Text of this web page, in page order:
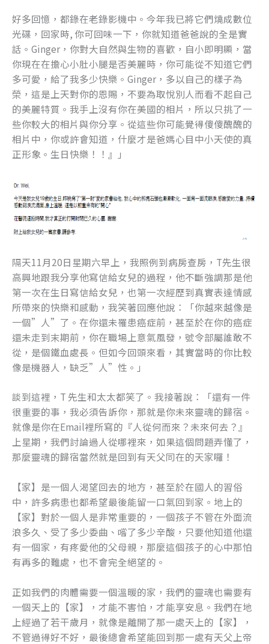
好多回憶，都錄在老錄影機中。今年我已將它們燒成數位
光碟，回家時, 你可回味一下，你就知道爸爸說的全是實
話。Ginger，你對大自然與生物的喜歡，自小即明顯，當
你現在在擔心小肚小腿是否美麗時，你可能從不知道它們
多可愛，給了我多少快樂。Ginger，多以自己的樣子為
榮，這是上天對你的恩賜，不要為取悅別人而看不起自己
的美麗特質。我手上沒有你在美國的相片，所以只挑了一
些你較大的相片與你分享。從這些你可能覺得傻傻醜醜的
相片中，你或許會知道，什麼才是爸媽心目中小天使的真
正形象。生日快樂！！』」
隔天11月20日星期六早上，我照例到病房查房，T先生很
高興地跟我分享他寫信給女兒的過程，他不斷強調那是他
第一次在生日寫信給女兒，也第一次經歷到真實表達情感
所帶來的快樂和感動，我笑著回應他說：「你越來越像是
一個”人”了。在你還未罹患癌症前，甚至於在你的癌症
還未走到末期前，你在職場上意氣風發，號令部屬誰敢不
從，是個鐵血處長。但如今回頭來看，其實當時的你比較
像是機器人，缺乏”人”性。」
談到這裡，T 先生和太太都笑了。我接著說：「還有一件
很重要的事，我必須告訴你，那就是你未來靈魂的歸宿。
就像是你在Email裡所寫的『人從何而來？未來何去？』
上星期，我們討論過人從哪裡來，如果這個問題弄懂了，
那麼靈魂的歸宿當然就是回到有天父同在的天家囉！
【家】是一個人渴望回去的地方，甚至於在國人的習俗
中，許多病患也都希望最後能留一口氣回到家。地上的
【家】對於一個人是非常重要的，一個孩子不管在外面流
浪多久、受了多少委曲、嚐了多少辛酸，只要他知道他還
有一個家，有疼愛他的父母親，那麼這個孩子的心中那怕
有再多的難處，也不會完全絕望的。
正如我們的肉體需要一個溫暖的家，我們的靈魂也需要有
一個天上的【家】，才能不害怕，才能享安息。我們在地
上經過了若干歲月，就像是離開了那一處天上的【家】，
不管過得好不好，最後總會希望能回到那一處有天父上帝